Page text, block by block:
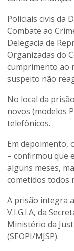
Policiais civis da
Combate ao
Delegacia de
Organizadas do
cumprimento ao
suspeito não
No local da
novos (modelos
telefônicos.
Em depoimento,
– confirmou que
alguns meses,
cometidos todos
A prisão integra
V.I.G.I.A, da
Ministério da
(SEOPI/MJSP).